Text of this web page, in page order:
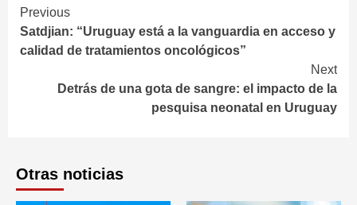
Continue
Reading
Previous
Satdjian: “Uruguay está a la vanguardia en acceso y
calidad de tratamientos oncológicos”
Next
Detrás de una gota de sangre: el impacto de la
pesquisa neonatal en Uruguay
Otras noticias